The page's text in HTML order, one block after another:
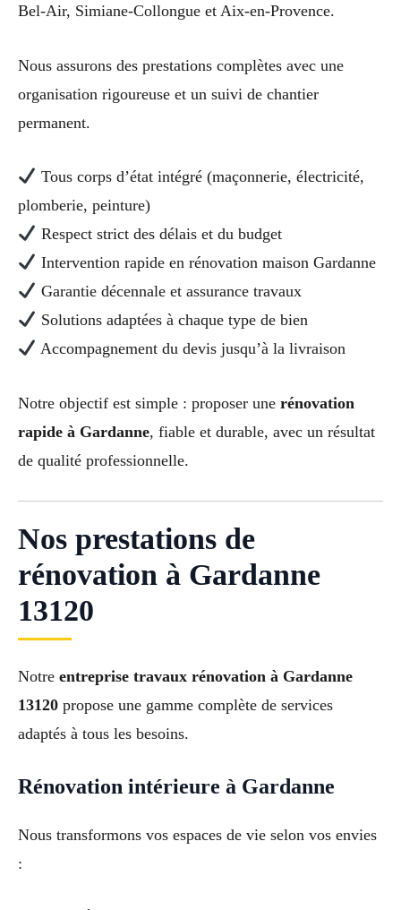
Bel-Air, Simiane-Collongue et Aix-en-Provence.
Nous assurons des prestations complètes avec une
organisation rigoureuse et un suivi de chantier
permanent.
Tous corps d’état intégré (maçonnerie, électricité,
plomberie, peinture)
Respect strict des délais et du budget
Intervention rapide en rénovation maison Gardanne
Garantie décennale et assurance travaux
Solutions adaptées à chaque type de bien
Accompagnement du devis jusqu’à la livraison
Notre objectif est simple : proposer une rénovation
rapide à Gardanne, fiable et durable, avec un résultat
de qualité professionnelle.
Nos prestations de
rénovation à Gardanne
13120
Notre entreprise travaux rénovation à Gardanne
13120 propose une gamme complète de services
adaptés à tous les besoins.
Rénovation intérieure à Gardanne
Nous transformons vos espaces de vie selon vos envies
: